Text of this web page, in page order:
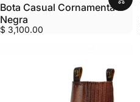
Bota Casual Cornamenta
Negra
$ 3,100.00